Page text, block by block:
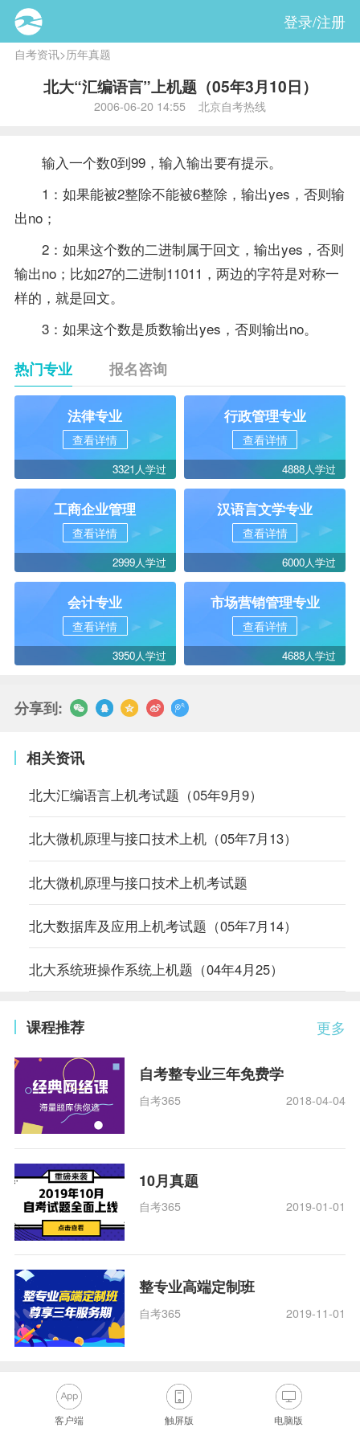
登录/注册
自考资讯>历年真题
北大“汇编语言”上机题（05年3月10日）
2006-06-20 14:55 北京自考热线
输入一个数0到99，输入输出要有提示。
1：如果能被2整除不能被6整除，输出yes，否则输
出no；
2：如果这个数的二进制属于回文，输出yes，否则
输出no；比如27的二进制11011，两边的字符是对称一
样的，就是回文。
3：如果这个数是质数输出yes，否则输出no。
热门专业 报名咨询
法律专业
查看详情
3321人学过
行政管理专业
查看详情
4888人学过
工商企业管理
查看详情
2999人学过
汉语言文学专业
查看详情
6000人学过
会计专业
查看详情
3950人学过
市场营销管理专业
查看详情
4688人学过
分享到:
相关资讯
北大汇编语言上机考试题（05年9月9）
北大微机原理与接口技术上机（05年7月13）
北大微机原理与接口技术上机考试题
北大数据库及应用上机考试题（05年7月14）
北大系统班操作系统上机题（04年4月25）
更多
课程推荐
自考整专业三年免费学
自考365 2018-04-04
10月真题
自考365 2019-01-01
整专业高端定制班
自考365 2019-11-01
客户端 触屏版 电脑版